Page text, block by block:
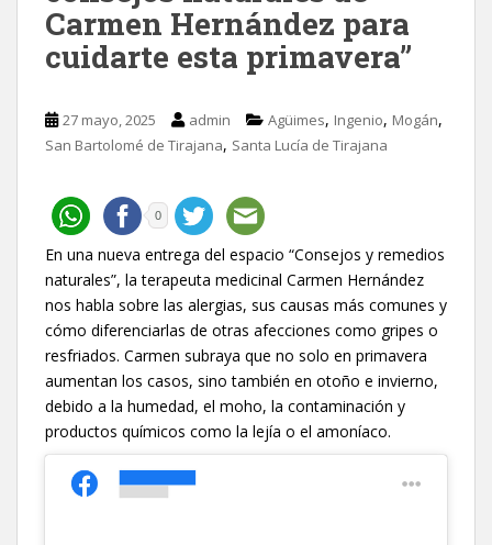
Carmen Hernández para
cuidarte esta primavera”
27 mayo, 2025 admin Agüimes, Ingenio, Mogán,
San Bartolomé de Tirajana, Santa Lucía de Tirajana
0
En una nueva entrega del espacio “Consejos y remedios
naturales”, la terapeuta medicinal Carmen Hernández
nos habla sobre las alergias, sus causas más comunes y
cómo diferenciarlas de otras afecciones como gripes o
resfriados. Carmen subraya que no solo en primavera
aumentan los casos, sino también en otoño e invierno,
debido a la humedad, el moho, la contaminación y
productos químicos como la lejía o el amoníaco.